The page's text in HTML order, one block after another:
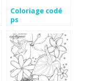
Coloriage codé
ps